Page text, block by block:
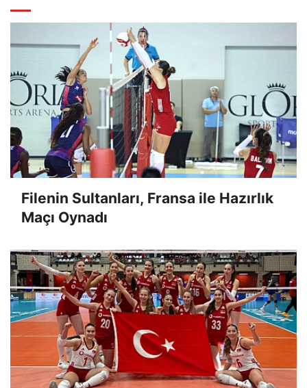
Filenin Sultanları, Fransa ile Hazırlık
Maçı Oynadı